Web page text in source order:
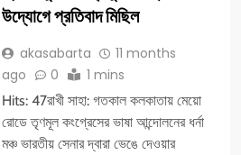
উদ্যোগে প্রতিবাদ মিছিল
akasabarta
11 months
ago
0 1 mins
Hits: 47রাখী সাহা: গতকাল কলকাতায় মেয়ো
রোডে তৃণমূল কংগ্রেসের ভাষা আন্দোলনের ধর্না
মঞ্চ ভারতীয় সেনার দ্বারা ভেঙে দেওয়ার